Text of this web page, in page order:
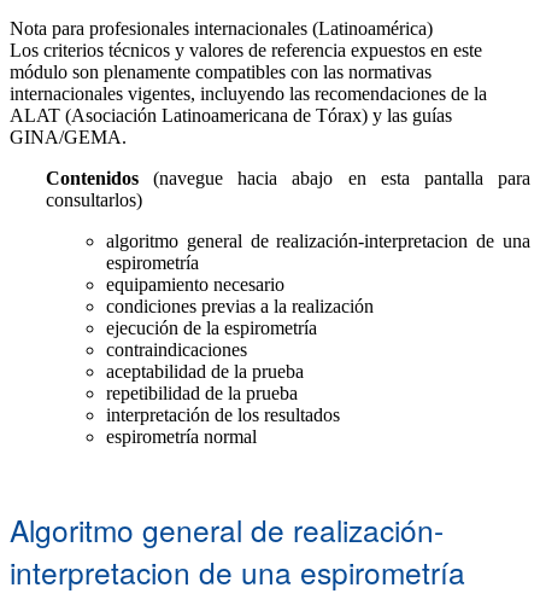
Nota para profesionales internacionales (Latinoamérica)
Los criterios técnicos y valores de referencia expuestos en este
módulo son plenamente compatibles con las normativas
internacionales vigentes, incluyendo las recomendaciones de la
ALAT (Asociación Latinoamericana de Tórax) y las guías
GINA/GEMA.
Contenidos
(navegue hacia abajo en esta pantalla para
consultarlos)
algoritmo general de realización-interpretacion de una
espirometría
equipamiento necesario
condiciones previas a la realización
ejecución de la espirometría
contraindicaciones
aceptabilidad de la prueba
repetibilidad de la prueba
interpretación de los resultados
espirometría normal
Algoritmo general de realización-
interpretacion de una espirometría